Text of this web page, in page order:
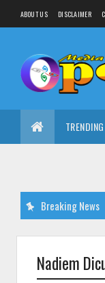
ABOUT US DISCLAIMER
Breaking News
Nadiem